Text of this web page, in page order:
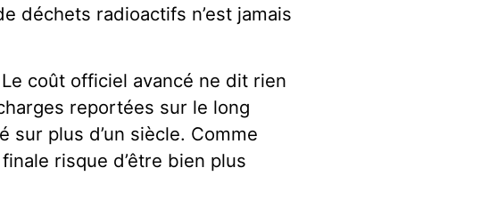
déchets radioactifs n’est jamais
coût officiel avancé ne dit rien
reportées sur le long
sur plus d’un siècle. Comme
risque d’être bien plus